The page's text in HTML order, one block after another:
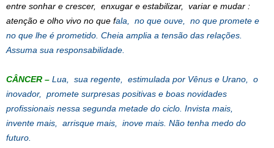
entre sonhar e crescer, enxugar e estabilizar, variar e mudar :
atenção e olho vivo no que fala, no que ouve, no que promete e
no que lhe é prometido. Cheia amplia a tensão das relações.
Assuma sua responsabilidade.
CÂNCER – Lua, sua regente, estimulada por Vênus e Urano, o
inovador, promete surpresas positivas e boas novidades
profissionais nessa segunda metade do ciclo. Invista mais,
invente mais, arrisque mais, inove mais. Não tenha medo do
futuro.